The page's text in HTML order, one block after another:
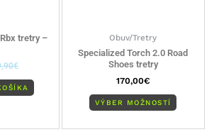
tretry –
€
Obuv/Tretry
Specialized Torch 2.0 Road
Shoes tretry
170,00€
VÝBER MOŽNOSTÍ